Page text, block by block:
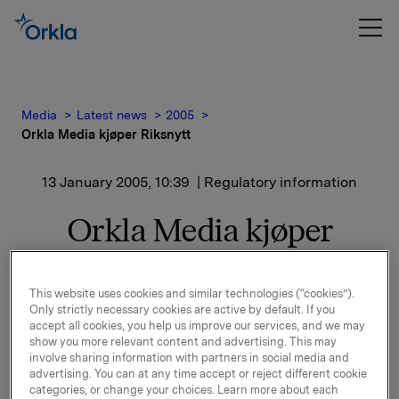
Media Latest news
2005
Orkla Media kjøper Riksnytt
13 January 2005, 10:39 | Regulatory information
Orkla Media kjøper
Radio 1 har solgt nyhetstjenesten Riksnytt til Orkla
Media Dagspresse.
"Vi er glade for å overta en velfungerende
nyhetstjeneste som gjennom mange år har fått en
This website uses cookies and similar technologies (“cookies”).
Only strictly necessary cookies are active by default. If you
accept all cookies, you help us improve our services, and we may
show you more relevant content and advertising. This may
involve sharing information with partners in social media and
advertising. You can at any time accept or reject different cookie
categories, or change your choices. Learn more about each